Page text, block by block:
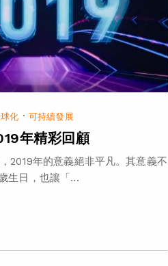
化 · 可持續發展
年精彩回顧
2019年的意義絕非平凡。其意義不
生日，也讓「...